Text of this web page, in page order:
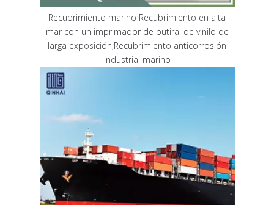
Recubrimiento marino Recubrimiento en alta
mar con un imprimador de butiral de vinilo de
larga exposición;Recubrimiento anticorrosión
industrial marino